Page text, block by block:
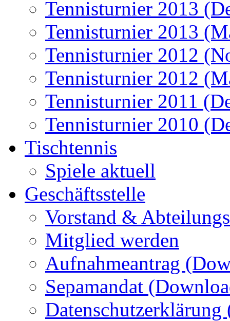
Tennisturnier 2013
Tennisturnier 2013
Tennisturnier 2012
Tennisturnier 2012
Tennisturnier 2011
Tennisturnier 2010
Tischtennis
Spiele aktuell
Geschäftsstelle
Vorstand &
Mitglied werden
Aufnahmeantrag
Sepamandat